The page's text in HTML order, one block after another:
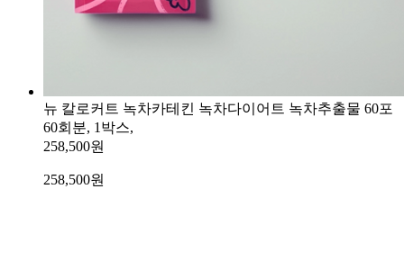
뉴 칼로커트 녹차카테킨 녹차다이어트 녹차추출물 60포
60회분, 1박스,
258,500원
258,500원